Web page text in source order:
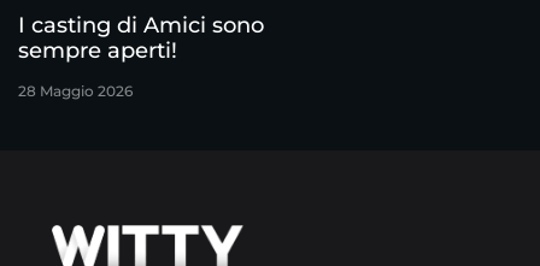
I casting di Amici sono
sempre aperti!
28 Maggio 2026